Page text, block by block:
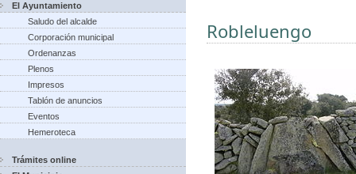
El Ayuntamiento
Saludo del alcalde
Corporación municipal
Ordenanzas
Plenos
Impresos
Tablón de anuncios
Eventos
Hemeroteca
Trámites online
Robleluengo